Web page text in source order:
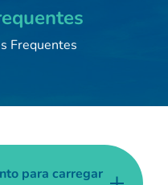
Frequentes
para carregar